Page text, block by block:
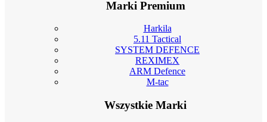
Marki Premium
Harkila
5.11 Tactical
SYSTEM DEFENCE
REXIMEX
ARM Defence
M-tac
Wszystkie Marki